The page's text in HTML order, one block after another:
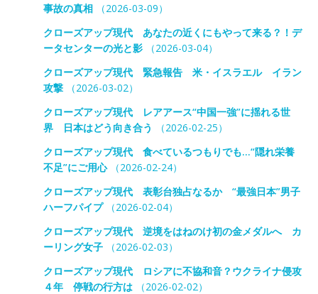
事故の真相（2026-03-09）
クローズアップ現代 あなたの近くにもやって来る？！デ
ータセンターの光と影（2026-03-04）
クローズアップ現代 緊急報告 米・イスラエル イラン
攻撃（2026-03-02）
クローズアップ現代 レアアース“中国一強”に揺れる世
界 日本はどう向き合う
（2026-02-25）
クローズアップ現代 食べているつもりでも…“隠れ栄養
不足”にご用心（2026-02-24）
クローズアップ現代 表彰台独占なるか “最強日本”男子
ハーフパイプ（2026-02-04）
クローズアップ現代 逆境をはねのけ初の金メダルへ カ
ーリング女子（2026-02-03）
クローズアップ現代 ロシアに不協和音？ウクライナ侵攻
４年 停戦の行方は（2026-02-02）